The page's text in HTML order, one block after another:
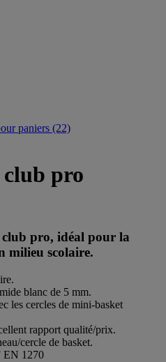
paniers (22)
pro
pro, idéal pour la
milieu scolaire.
blanc de 5 mm.
les cercles de mini-basket
rapport qualité/prix.
cercle de basket.
EN 1270